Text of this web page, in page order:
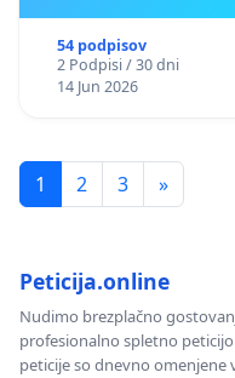
54 podpisov
2 Podpisi / 30 dni
14 Jun 2026
1 2 3 »
Peticija.online
Nudimo brezplačno
profesionalno spletno
peticije so dnevno omenjene